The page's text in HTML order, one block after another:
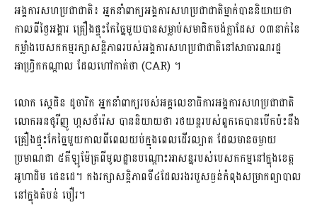
អង្គការសហប្រជាជាតិ៖ អ្នកនាំពាក្យអង្គការសហប្រជាជាតិម្នាក់បាននិយាយថា
កាលពីថ្ងៃអង្គារ​ គ្រឿងផ្ទុះកែច្នៃមួយបានសម្លាប់សមាជិកបង់ក្លាដែស ០៣នាក់នៃ
កម្លាំងបេសកកម្មរក្សាសន្តិភាពរបស់អង្គការសហប្រជាជាតិនៅសាធារណរដ្ឋ
អាហ្វ្រិកកណ្តាល ដែលហៅកាត់ថា (CAR) ។
លោក ស្តេផិន ដូចារិក អ្នកនាំពាក្យរបស់អគ្គលេខាធិការអង្គការសហប្រជាជាតិ
លោកអនថូរីញូ ហ្កសថ័រ៉េស បាននិយាយថា រថយន្ត​របស់​ពួក​គេ​បាន​បើកប៉ះ​នឹង​
គ្រឿង​ផ្ទុះកែច្នៃ​មួយកាលពីពេល​យប់​ក្នុង​ពេល​ដើរ​ល្បាត ដែលមានចម្ងាយ
ប្រមាណជា ៥គីឡូម៉ែត្រពីមូលដ្ឋានបណ្តោះអាសន្នរបស់បេសកកម្មនៅក្នុងខេត្ត
អូហាដិម ផេនដេ។ កង​រក្សា​សន្តិភាព​ទី​៤​ដែល​រង​របួស​ធ្ងន់​កំពុង​សម្រាក​ព្យាបាល​
នៅក្នុងតំបន់ បឿរ។